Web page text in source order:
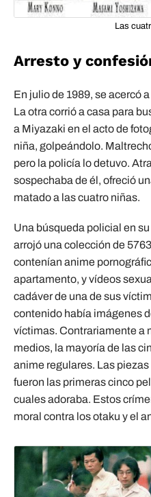
Las
Arresto y
En julio de 1989, se acercó
La otra corrió a casa para
a Miyazaki en el acto de
niña, golpeándolo.
pero la policía lo detuvo.
sospechaba de él, ofreció
matado a las cuatro niñas.
Una búsqueda policial en
arrojó una colección de
contenían anime
apartamento, y vídeos
cadáver de una de sus
contenido había imágenes
víctimas. Contrariamente a
medios, la mayoría de las
anime regulares. Las
fueron las primeras cinco
cuales adoraba. Estos
moral contra los otaku y el